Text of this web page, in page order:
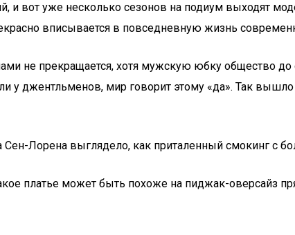
и вот уже несколько сезонов на подиум выходят
вписывается в повседневную жизнь
не прекращается, хотя мужскую юбку общество до
джентльменов, мир говорит этому «да». Так
Лорена выглядело, как приталенный смокинг с
платье может быть похоже на пиджак-оверсайз